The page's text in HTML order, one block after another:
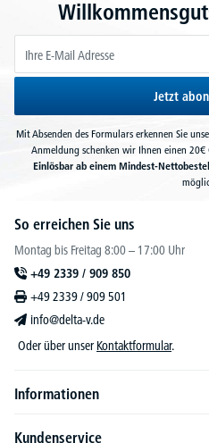
Jetzt
Mit Absenden des Formulars erkennen Sie
Anmeldung schenken wir Ihnen einen 20€
Einlösbar ab einem Mindest-
So erreichen Sie uns
Montag bis Freitag 8:00 – 17:00 Uhr
+49 2339 / 909 850
+49 2339 / 909 501
info@delta-v.de
Oder über unser Kontaktformular.
Informationen
Kundenservice